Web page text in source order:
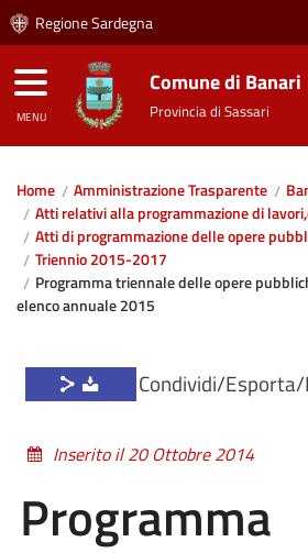
Regione Sardegna
MENU
Comune di Banari
Provincia di Sassari
Home Amministrazione Trasparente
Atti relativi alla programmazione di
Atti di programmazione delle opere
Triennio 2015-2017
Programma triennale delle opere
elenco annuale 2015
Condividi/
Inserito il 20 Ottobre 2014
Programma